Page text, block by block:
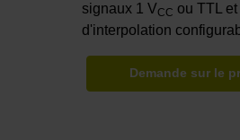
signaux 1 VCC ou TTL
d'interpolation
Demande sur le